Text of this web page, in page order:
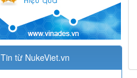
Tin từ NukeViet.vn